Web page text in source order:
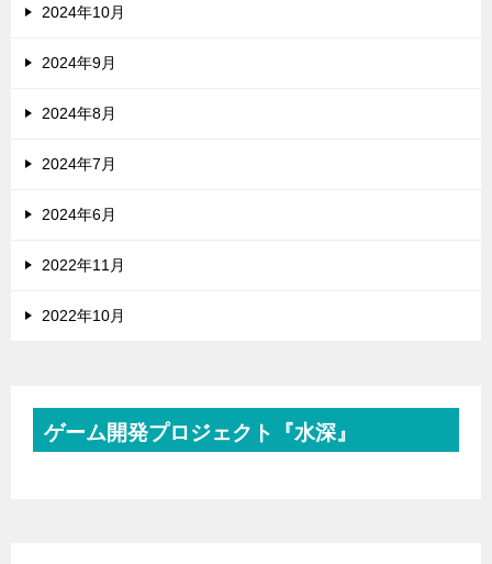
2024年10月
2024年9月
2024年8月
2024年7月
2024年6月
2022年11月
2022年10月
ゲーム開発プロジェクト『水深』